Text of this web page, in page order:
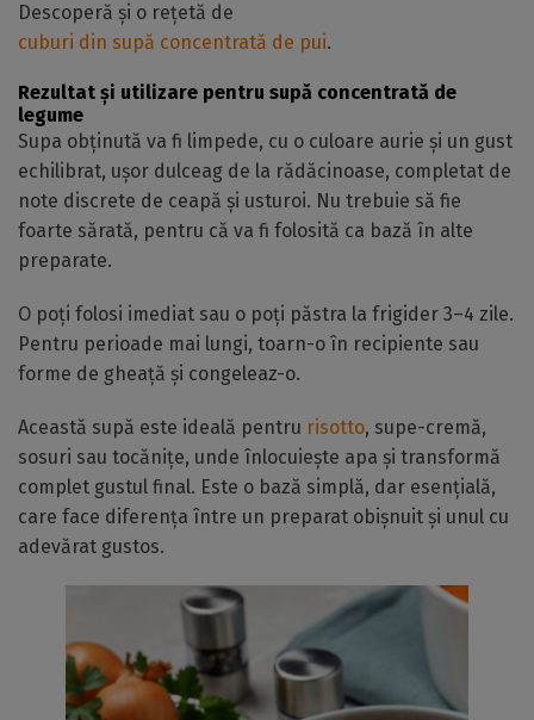
Descoperă și o rețetă de
cuburi din supă concentrată de pui.
Rezultat și utilizare pentru supă concentrată de
legume
Supa obținută va fi limpede, cu o culoare aurie și un gust
echilibrat, ușor dulceag de la rădăcinoase, completat de
note discrete de ceapă și usturoi. Nu trebuie să fie
foarte sărată, pentru că va fi folosită ca bază în alte
preparate.
O poți folosi imediat sau o poți păstra la frigider 3–4 zile.
Pentru perioade mai lungi, toarn-o în recipiente sau
forme de gheață și congeleaz-o.
Această supă este ideală pentru risotto, supe-cremă,
sosuri sau tocănițe, unde înlocuiește apa și transformă
complet gustul final. Este o bază simplă, dar esențială,
care face diferența între un preparat obișnuit și unul cu
adevărat gustos.